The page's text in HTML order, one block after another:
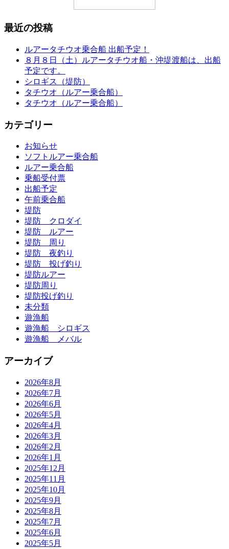
最近の投稿
ルアータチウオ乗合船 出船予定！
８月８日（土）ルアータチウオ船・沖堤渡船は、出船
予定です。
シロギス（堤防）
タチウオ（ルアー乗合船）
タチウオ（ルアー乗合船）
カテゴリー
お知らせ
ソフトルアー乗合船
ルアー乗合船
乗船受付票
出船予定
午前乗合船
堤防
堤防 クロダイ
堤防 ルアー
堤防 周り
堤防 夜釣り
堤防 投げ釣り
堤防ルアー
堤防周り
堤防投げ釣り
未分類
遊漁船
遊漁船 シロギス
遊漁船 メバル
アーカイブ
2026年8月
2026年7月
2026年6月
2026年5月
2026年4月
2026年3月
2026年2月
2026年1月
2025年12月
2025年11月
2025年10月
2025年9月
2025年8月
2025年7月
2025年6月
2025年5月